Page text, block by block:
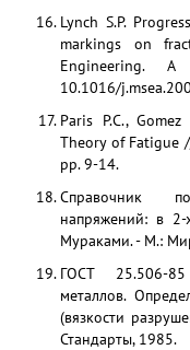
Lynch S.P.
markings on
Engineering.
10.1016/
Paris P.C.,
Theory of Fatigue
pp. 9-14.
Справочник
напряжений: в
Мураками. - М.:
ГОСТ 25.506-
металлов.
(вязкости
Стандарты, 1985.